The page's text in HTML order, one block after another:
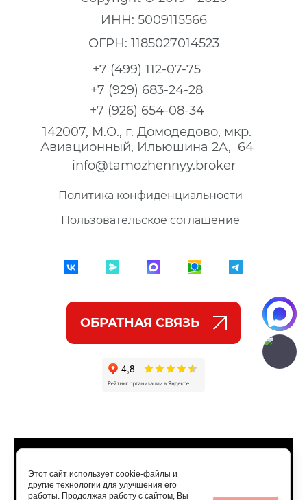
ИНН: 5009115566
ОГРН: 1185027014523
+7 (499) 112-07-75
+7 (929) 683-24-28
+7 (926) 654-08-34
142007, М.О., г. Домодедово, мкр.
Авиационный, Ильюшина 2А, 64
info@tamozhennyy.broker
Политика конфиденциальности
Пользовательское соглашение
ОБРАТНАЯ СВЯЗЬ
Этот сайт использует cookie-файлы и
другие технологии для улучшения его
работы. Продолжая работу с сайтом, Вы